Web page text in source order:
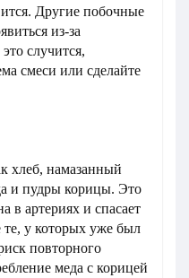
Другие побочные
из-за
случится,
смеси или сделайте
хлеб, намазанный
и пудры корицы. Это
в артериях и спасает
те, у которых уже был
повторного
меда с корицей